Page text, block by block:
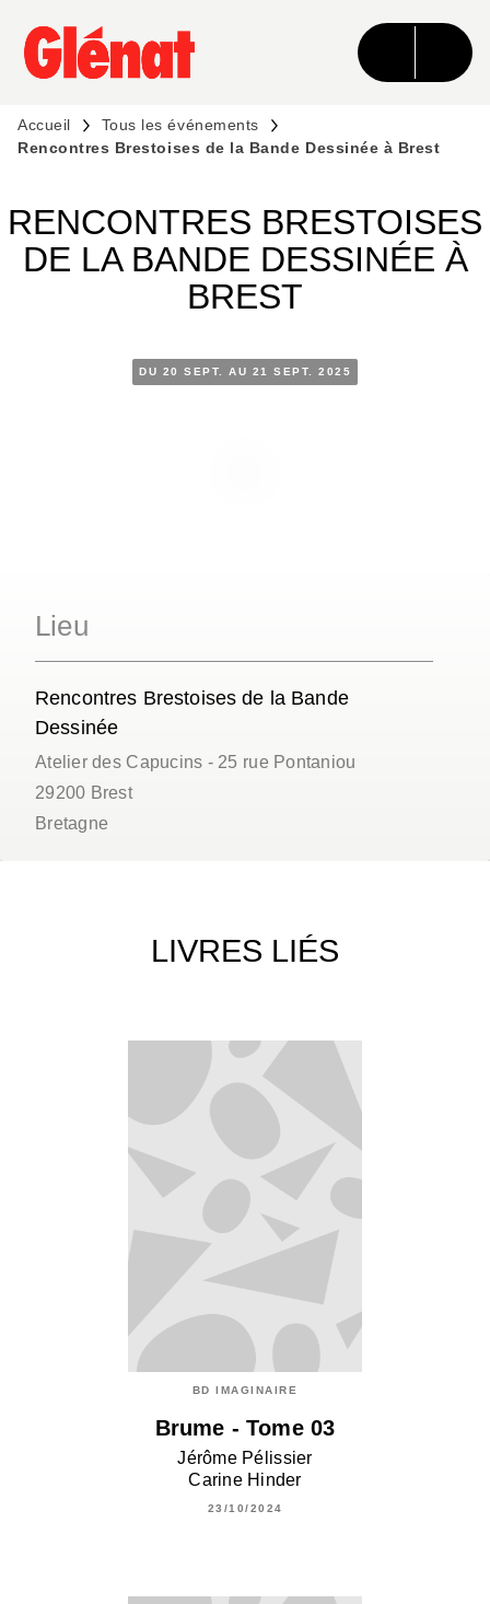
MENU RECHERCHE CONTENU
PIED DE PAGE
Accueil
Tous les événements
Rencontres Brestoises de la Bande Dessinée à Brest
RENCONTRES BRESTOISES
DE LA BANDE DESSINÉE À
BREST
DU 20 SEPT. AU 21 SEPT. 2025
Lieu
Rencontres Brestoises de la Bande
Dessinée
Atelier des Capucins - 25 rue Pontaniou
29200 Brest
Bretagne
LIVRES LIÉS
BD IMAGINAIRE
Brume - Tome 03
Jérôme Pélissier
Carine Hinder
23/10/2024